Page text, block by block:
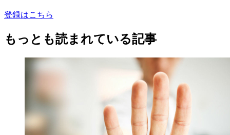
登録はこちら
もっとも読まれている記事